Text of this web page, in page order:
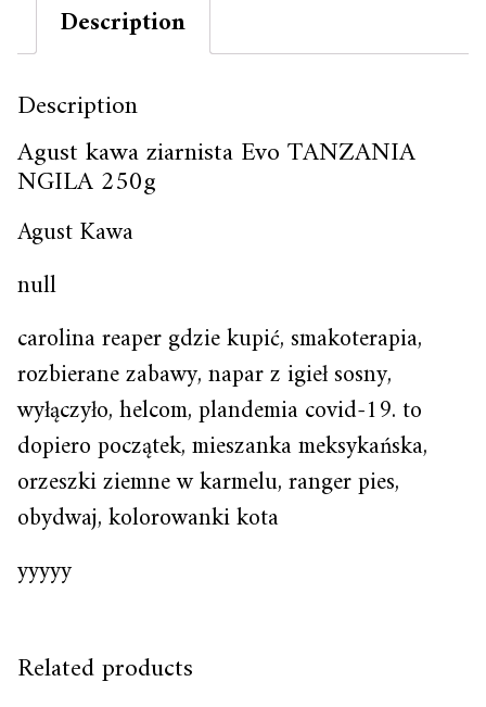
Description
Description
Agust kawa ziarnista Evo TANZANIA
NGILA 250g
Agust Kawa
null
carolina reaper gdzie kupić, smakoterapia,
rozbierane zabawy, napar z igieł sosny,
wyłączyło, helcom, plandemia covid-19. to
dopiero początek, mieszanka meksykańska,
orzeszki ziemne w karmelu, ranger pies,
obydwaj, kolorowanki kota
yyyyy
Related products